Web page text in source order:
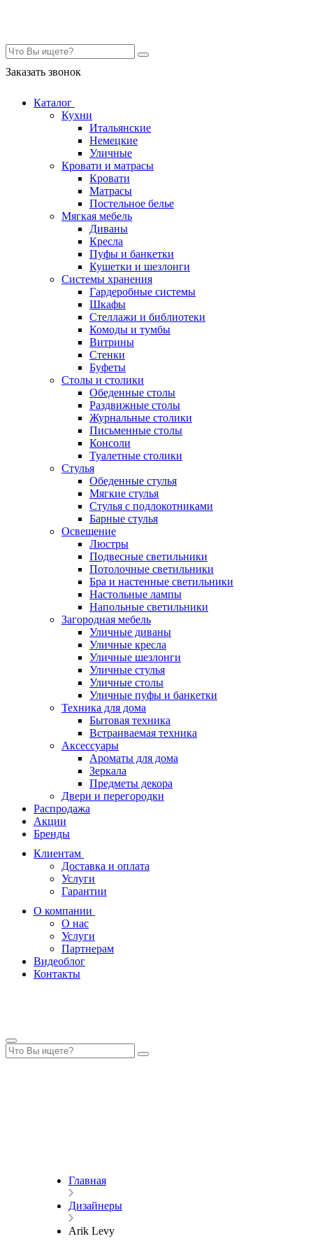
Заказать звонок
Каталог
Кухни
Итальянские
Немецкие
Уличные
Кровати и матрасы
Кровати
Матрасы
Постельное белье
Мягкая мебель
Диваны
Кресла
Пуфы и банкетки
Кушетки и шезлонги
Системы хранения
Гардеробные системы
Шкафы
Стеллажи и библиотеки
Комоды и тумбы
Витрины
Стенки
Буфеты
Столы и столики
Обеденные столы
Раздвижные столы
Журнальные столики
Письменные столы
Консоли
Туалетные столики
Стулья
Обеденные стулья
Мягкие стулья
Стулья с подлокотниками
Барные стулья
Освещение
Люстры
Подвесные светильники
Потолочные светильники
Бра и настенные светильники
Настольные лампы
Напольные светильники
Загородная мебель
Уличные диваны
Уличные кресла
Уличные шезлонги
Уличные стулья
Уличные столы
Уличные пуфы и банкетки
Техника для дома
Бытовая техника
Встраиваемая техника
Аксессуары
Ароматы для дома
Зеркала
Предметы декора
Двери и перегородки
Распродажа
Акции
Бренды
Клиентам
Доставка и оплата
Услуги
Гарантии
О компании
О нас
Услуги
Партнерам
Видеоблог
Контакты
Главная
Дизайнеры
Arik Levy